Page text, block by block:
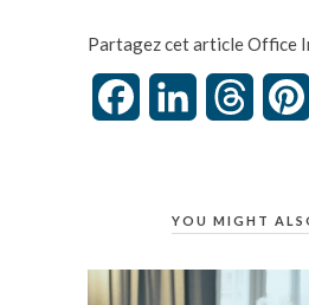
Partagez cet article Office
FacebookLinkedIn Threads
YOU MIGHT